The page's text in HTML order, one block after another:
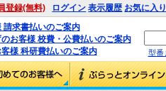
登録(無料) ログイン 表示履歴 お気に入
請求書払いのご案内
お客様 校費・公費払いのご案内
様 科研費払いのご案内
型番